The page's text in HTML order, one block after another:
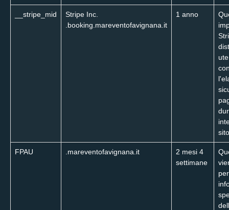
__stripe_mid
Stripe Inc.
.booking.mareventofavignana.it
1 anno
FPAU .mareventofavignana.it
2 mesi 4
settimane